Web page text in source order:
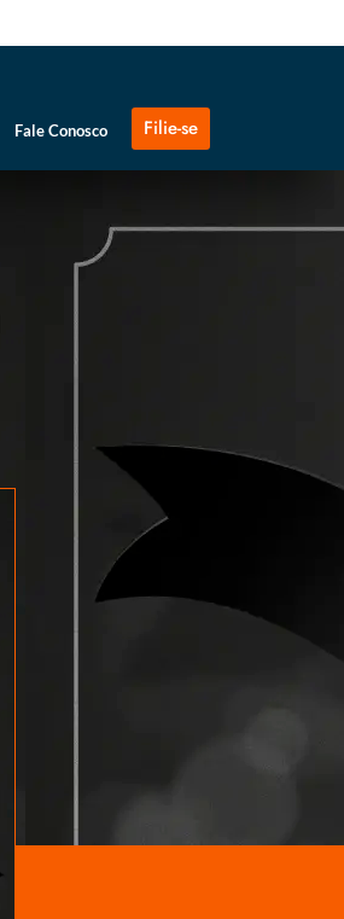
Fale Conosco Filie-se